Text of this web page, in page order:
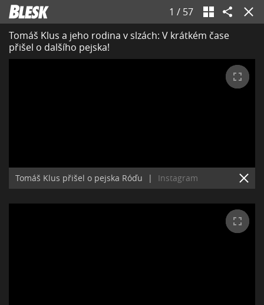
1 / 57
Tomáš Klus a jeho rodina v slzách: V krátkém čase
přišel o dalšího pejska!
Tomáš Klus přišel o pejska Róďu | Instagram